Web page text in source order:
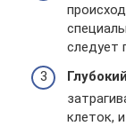
следует
Глубокий
клеток,